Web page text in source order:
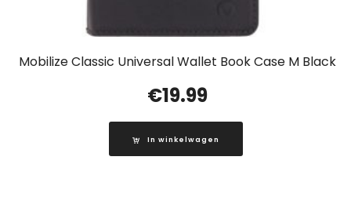
Mobilize Classic Universal Wallet Book Case M Black
€19.99
In winkelwagen